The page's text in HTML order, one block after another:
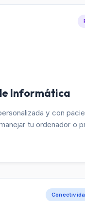
Informática
y con
tu ordenador o